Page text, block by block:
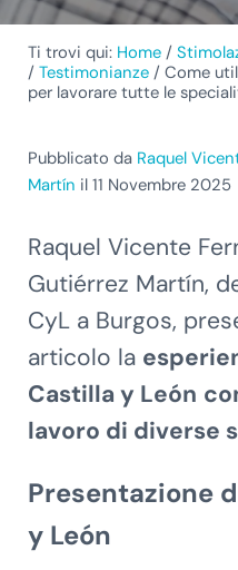
Ti trovi qui: Home /
/ Testimonianze / Come
per lavorare tutte le
Pubblicato da Raquel
Martín il 11 Novembre 2025
Raquel Vicente
Gutiérrez Martín,
CyL a Burgos,
articolo la
Castilla y León
lavoro di diverse
Presentazione
y León